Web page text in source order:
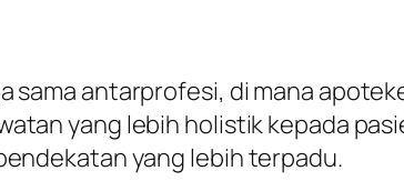
sama antarprofesi, di mana
yang lebih holistik kepada
yang lebih terpadu.